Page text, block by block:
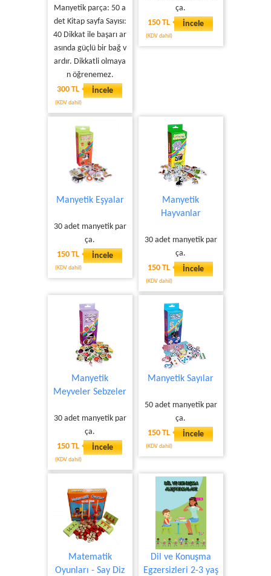
Manyetik parça: 50 a
det Kitap sayfa Sayısı:
40 Dikkat ile başarı ar
asında güçlü bir bağ v
ardır. Dikkatli olmaya
n öğrenemez.
300 TL
(KDV dahil)
İncele
ça.
150 TL
(KDV dahil)
İncele
Manyetik Eşyalar
30 adet manyetik par
ça.
150 TL
(KDV dahil)
İncele
Manyetik
Hayvanlar
30 adet manyetik par
ça.
150 TL
(KDV dahil)
İncele
Manyetik
Meyveler Sebzeler
30 adet manyetik par
ça.
150 TL
(KDV dahil)
İncele
Manyetik Sayılar
50 adet manyetik par
ça.
150 TL
(KDV dahil)
İncele
Matematik
Oyunları - Say Diz
Dil ve Konuşma
Egzersizleri 2-3 yaş